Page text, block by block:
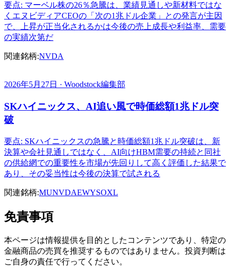
要点: マーベル株の26％急騰は、業績見通しや新材料ではな
くエヌビディアCEOの「次の1兆ドル企業」との発言が主因
で、上昇が正当化されるかは今後の売上成長や利益率、需要
の実績次第だ
関連銘柄:NVDA
2026年5月27日 · Woodstock編集部
SKハイニックス、AI追い風で時価総額1兆ドル突
破
要点: SKハイニックスの急騰と時価総額1兆ドル突破は、新
決算や会社見通しではなく、AI向けHBM需要の持続と同社
の供給網での重要性を市場が先回りして高く評価した結果で
あり、その妥当性は今後の決算で試される
関連銘柄:MUNVDAEWYSOXL
免責事項
本ページは情報提供を目的としたコンテンツであり、特定の
金融商品の売買を推奨するものではありません。投資判断は
ご自身の責任で行ってください。